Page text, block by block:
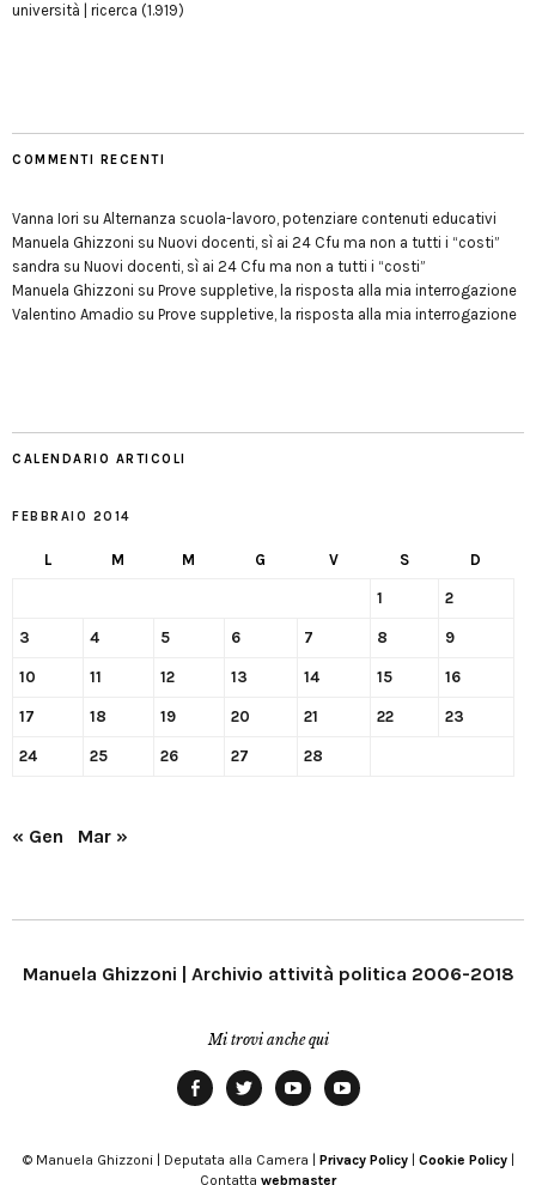
università | ricerca (1.919)
COMMENTI RECENTI
Vanna Iori su Alternanza scuola-lavoro, potenziare contenuti educativi
Manuela Ghizzoni su Nuovi docenti, sì ai 24 Cfu ma non a tutti i “costi”
sandra su Nuovi docenti, sì ai 24 Cfu ma non a tutti i “costi”
Manuela Ghizzoni su Prove suppletive, la risposta alla mia interrogazione
Valentino Amadio su Prove suppletive, la risposta alla mia interrogazione
CALENDARIO ARTICOLI
FEBBRAIO 2014
L M M G V S D
1 2
3 4 5 6 7 8 9
10 11 12 13 14 15 16
17 18 19 20 21 22 23
24 25 26 27 28
« Gen Mar »
Manuela Ghizzoni | Archivio attività politica 2006-2018
Mi trovi anche qui
Modena
© Manuela Ghizzoni | Deputata alla Camera | Privacy Policy| Cookie Policy|
Contatta webmaster